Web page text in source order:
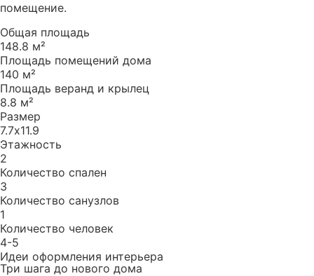
помещение.
Общая площадь
148.8 м²
Площадь помещений дома
140 м²
Площадь веранд и крылец
8.8 м²
Размер
7.7х11.9
Этажность
2
Количество спален
3
Количество санузлов
1
Количество человек
4-5
Идеи оформления интерьера
Три шага до нового дома